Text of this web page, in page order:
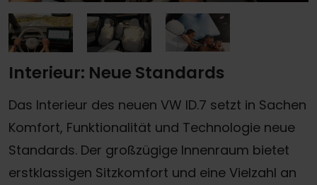
Interieur: Neue Standards
Das Interieur des neuen VW ID.7 setzt in Sachen
Komfort, Funktionalität und Technologie neue
Standards. Der großzügige Innenraum bietet
erstklassigen Sitzkomfort und eine Vielzahl an